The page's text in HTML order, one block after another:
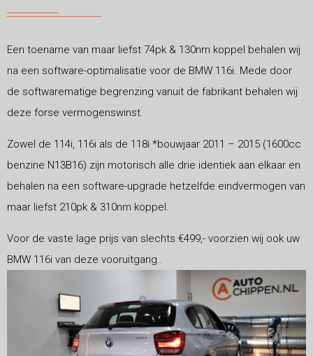
Een toename van maar liefst 74pk & 130nm koppel behalen wij
na een software-optimalisatie voor de BMW 116i. Mede door
de softwarematige begrenzing vanuit de fabrikant behalen wij
deze forse vermogenswinst.
Zowel de 114i, 116i als de 118i *bouwjaar 2011 – 2015 (1600cc
benzine N13B16) zijn motorisch alle drie identiek aan elkaar en
behalen na een software-upgrade hetzelfde eindvermogen van
maar liefst 210pk & 310nm koppel.
Voor de vaste lage prijs van slechts €499,- voorzien wij ook uw
BMW 116i van deze vooruitgang..